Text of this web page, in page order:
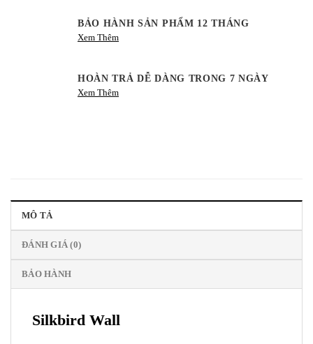
BẢO HÀNH SẢN PHẨM 12 THÁNG
Xem Thêm
HOÀN TRẢ DỄ DÀNG TRONG 7 NGÀY
Xem Thêm
MÔ TẢ
ĐÁNH GIÁ (0)
BẢO HÀNH
Silkbird Wall